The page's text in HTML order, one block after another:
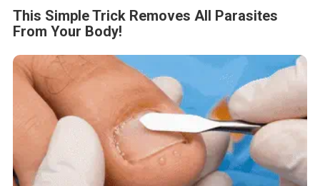
This Simple Trick Removes All Parasites
From Your Body!